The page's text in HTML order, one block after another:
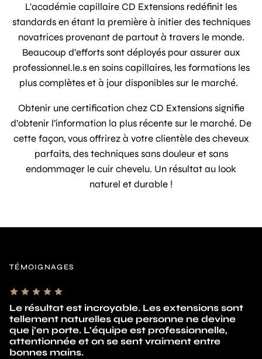
L'académie capillaire CD Extensions redéfinit les
standards en étant la première à initier des techniques
novatrices provenant de partout à travers le monde.
Beaucoup d’efforts sont déployés pour assurer aux
professionnel.le.s en soins capillaires, les formations les
plus complètes et à jour disponibles sur le marché.
Obtenir une certification chez CD Extensions signifie
d’obtenir l’information la plus récente sur le marché. De
cette façon, vous offrirez à votre clientèle des cheveux
parfaits, des techniques sans douleur et sans
endommager le cuir chevelu. Un résultat au look
naturel et durable !
TÉMOIGNAGES
Je cherchais un salon spécialisé en extensions
et j'ai enfin trouvé. Le résultat est magnifique et
mes cheveux se fondent parfaitement avec les
extensions. Une expérience haut de gamme du
début à la fin.